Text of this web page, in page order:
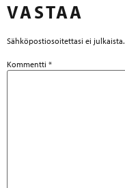
VASTAA
Sähköpostiosoitettasi ei julkaista.
Kommentti *